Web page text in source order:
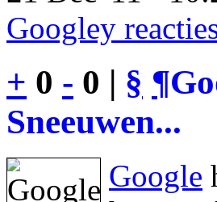
Googley
+ 0 - 0 | § ¶
Sneeuwen...
Google